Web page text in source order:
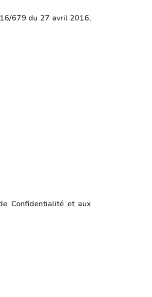
679 du 27 avril 2016,
Confidentialité et aux